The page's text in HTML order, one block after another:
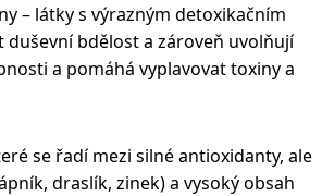
– látky s výrazným detoxikačním
bdělost a zároveň uvolňují
a pomáhá vyplavovat toxiny a
se řadí mezi silné antioxidanty, ale
draslík, zinek) a vysoký obsah